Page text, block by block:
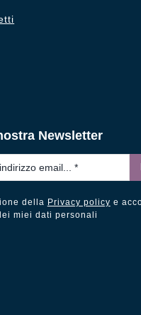
Newsletter
della Privacy policy e
miei dati personali